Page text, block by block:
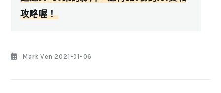
攻略喔！
Mark Ven 2021-01-06